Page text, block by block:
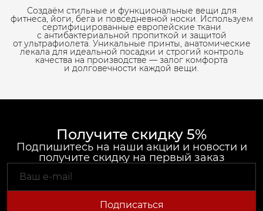
Создаём стильные и функциональные вещи для
фитнеса, йоги, бега и повседневной носки. Используем
сертифицированные европейские ткани
с антибактериальной пропиткой и защитой
от ультрафиолета. Уникальные принты, анатомические
лекала для идеальной посадки и строгий контроль
качества на производстве — залог комфорта
и долговечности каждой вещи.
Получите скидку 5%
Подпишитесь на наши акции и новости и
получите скидку на первый заказ
Подписаться